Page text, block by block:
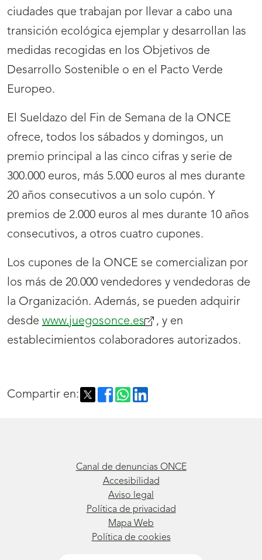
ciudades que trabajan por llevar a cabo una
transición ecológica ejemplar y desarrollan las
medidas recogidas en los Objetivos de
Desarrollo Sostenible o en el Pacto Verde
Europeo.
El Sueldazo del Fin de Semana de la ONCE
ofrece, todos los sábados y domingos, un
premio principal a las cinco cifras y serie de
300.000 euros, más 5.000 euros al mes durante
20 años consecutivos a un solo cupón. Y
premios de 2.000 euros al mes durante 10 años
consecutivos, a otros cuatro cupones.
Los cupones de la ONCE se comercializan por
los más de 20.000 vendedores y vendedoras de
la Organización. Además, se pueden adquirir
desde www.juegosonce.es(se
abrirá
, y en
establecimientos colaboradores autorizados.
Compartir en:
Canal de denuncias ONCE
Accesibilidad
Aviso legal
Política de privacidad
Mapa Web
Política de cookies